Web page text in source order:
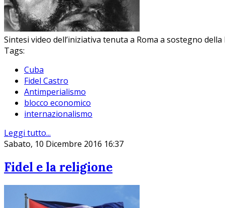
Sintesi video dell’iniziativa tenuta a Roma a sostegno
Tags:
Cuba
Fidel Castro
Antimperialismo
blocco economico
internazionalismo
Leggi tutto...
Sabato, 10 Dicembre 2016 16:37
Fidel e la religione